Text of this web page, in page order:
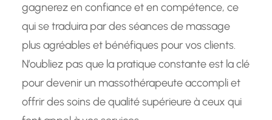
gagnerez en confiance et en compétence, ce
qui se traduira par des séances de massage
plus agréables et bénéfiques pour vos clients.
N’oubliez pas que la pratique constante est la clé
pour devenir un massothérapeute accompli et
offrir des soins de qualité supérieure à ceux qui